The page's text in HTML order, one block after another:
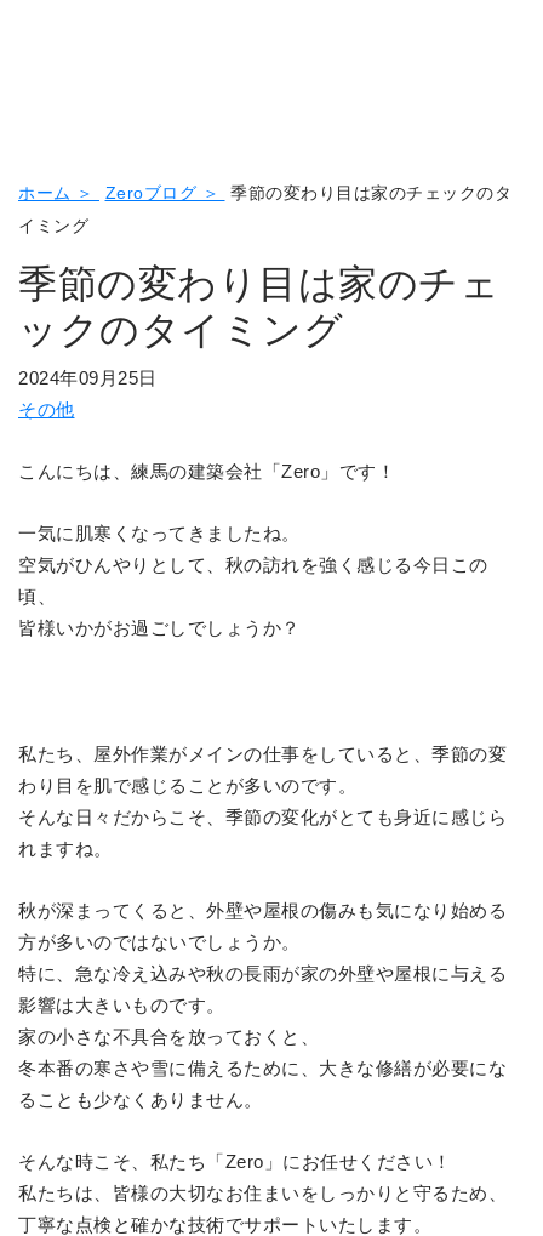
ホーム ＞ Zeroブログ ＞
季節の変わり目は家のチェックのタ
イミング
季節の変わり目は家のチェ
ックのタイミング
2024年09月25日
その他
こんにちは、練馬の建築会社「Zero」です！
一気に肌寒くなってきましたね。
空気がひんやりとして、秋の訪れを強く感じる今日この
頃、
皆様いかがお過ごしでしょうか？
私たち、屋外作業がメインの仕事をしていると、季節の変
わり目を肌で感じることが多いのです。
そんな日々だからこそ、季節の変化がとても身近に感じら
れますね。
秋が深まってくると、外壁や屋根の傷みも気になり始める
方が多いのではないでしょうか。
特に、急な冷え込みや秋の長雨が家の外壁や屋根に与える
影響は大きいものです。
家の小さな不具合を放っておくと、
冬本番の寒さや雪に備えるために、大きな修繕が必要にな
ることも少なくありません。
そんな時こそ、私たち「Zero」にお任せください！
私たちは、皆様の大切なお住まいをしっかりと守るため、
丁寧な点検と確かな技術でサポートいたします。